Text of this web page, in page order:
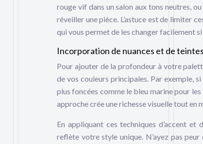
rouge vif dans un salon aux tons neutres,
réveiller une pièce. L’astuce est de limiter
qui vous permet de les changer facilement
Incorporation de nuances et de teintes
Pour ajouter de la profondeur à votre
de vos couleurs principales. Par exemple,
plus foncées comme le bleu marine pour
approche crée une richesse visuelle tout en
En appliquant ces techniques d’accent
reflète votre style unique. N’ayez pas